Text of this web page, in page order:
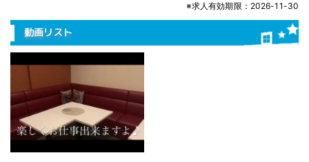
※求人有効期限：2026-11-30
動画リスト